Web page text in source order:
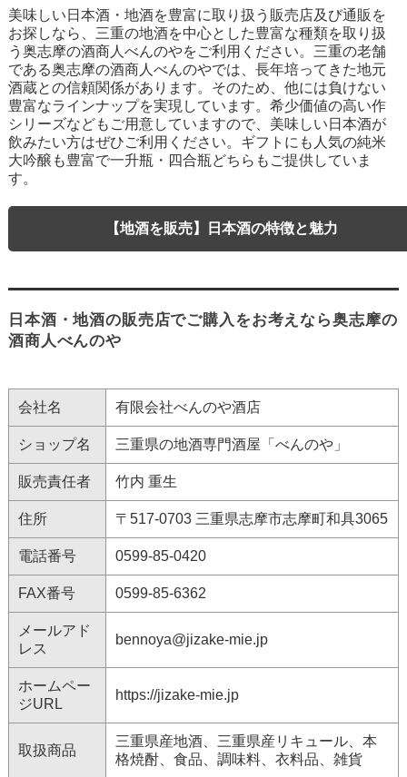
美味しい日本酒・地酒を豊富に取り扱う販売店及び通販を
お探しなら、三重の地酒を中心とした豊富な種類を取り扱
う奥志摩の酒商人べんのやをご利用ください。三重の老舗
である奥志摩の酒商人べんのやでは、長年培ってきた地元
酒蔵との信頼関係があります。そのため、他には負けない
豊富なラインナップを実現しています。希少価値の高い作
シリーズなどもご用意していますので、美味しい日本酒が
飲みたい方はぜひご利用ください。ギフトにも人気の純米
大吟醸も豊富で一升瓶・四合瓶どちらもご提供していま
す。
【地酒を販売】日本酒の特徴と魅力
日本酒・地酒の販売店でご購入をお考えなら奥志摩の
酒商人べんのや
会社名 有限会社べんのや酒店
ショップ名 三重県の地酒専門酒屋「べんのや」
販売責任者 竹内 重生
住所 〒517-0703 三重県志摩市志摩町和具3065
電話番号 0599-85-0420
FAX番号 0599-85-6362
メールアド
レス
bennoya@jizake-mie.jp
ホームペー
ジURL
https://jizake-mie.jp
取扱商品
三重県産地酒、三重県産リキュール、本
格焼酎、食品、調味料、衣料品、雑貨